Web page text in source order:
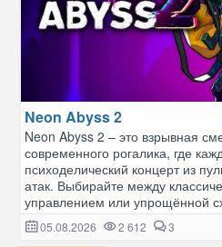
Neon Abyss 2
Neon Abyss 2 – это взрывная
современного рогалика, где
психоделический концерт из
атак. Выбирайте между
управлением или упрощённой
05.08.2026 2 612 3